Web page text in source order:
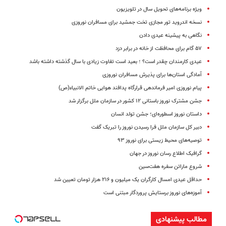
ویژه برنامه‌های تحویل سال در تلویزیون
نسخه اندروید تور مجازی تخت جمشید برای مسافران نوروزی
نگاهی به پیشینه عیدی دادن
۵۷ گام برای محافظت از خانه در برابر دزد
عیدی کارمندان چقدر است؟ ؛ بعید است تفاوت زیادی با سال گذشته داشته باشد
آمادگی استان‌ها برای پذیرش مسافران نوروزی
پیام نوروزی امیر فرماندهی قرارگاه پدافند هوایی خاتم الانبیاء(ص)
جشن مشترک نوروز باستانی ۱۲ کشور در سازمان ملل برگزار شد
داستان نوروز اسطوره‌ای؛ جشن تولد انسان
دبیر کل سازمان ملل فرا رسیدن نوروز را تبریک گفت
توصیه‌های محیط زیستی برای نوروز ۹۳
گرافیک اطلاع رسان نوروز در جهان
شروع ماراتن سفره هفت‌سین
حداقل عیدی امسال کارگران یک میلیون و ۲۱۶ هزار تومان تعیین شد
آموزه‌های نوروز برستایش پروردگار مبتنی است
مطالب پیشنهادی